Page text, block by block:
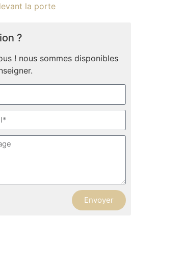
la porte
?
! nous sommes disponibles
Envoyer